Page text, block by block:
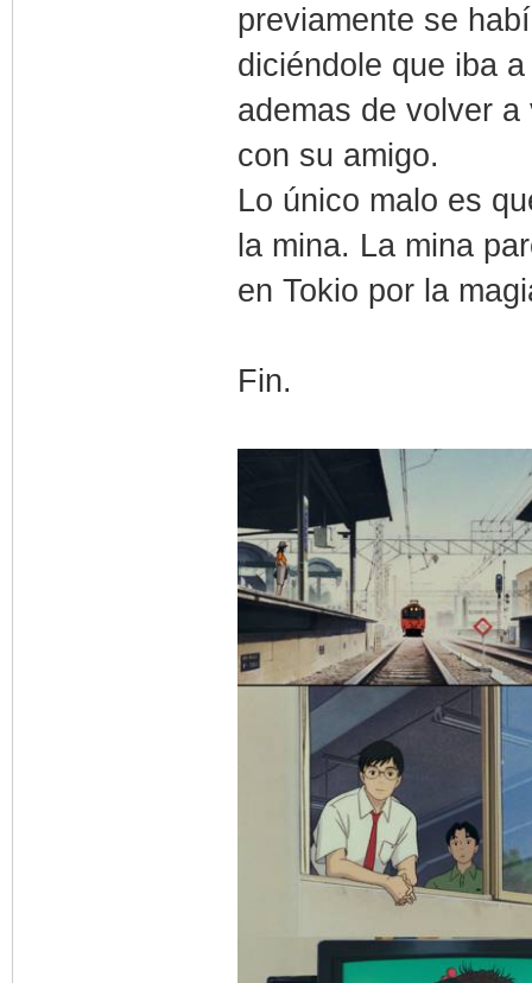
previamente se
diciéndole que iba
ademas de volver
con su amigo.
Lo único malo es
la mina. La mina
en Tokio por la
Fin.